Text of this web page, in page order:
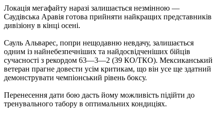
Локація мегафайту наразі залишається незмінною —
Саудівська Аравія готова прийняти найкращих представників
дивізіону в кінці осені.
Сауль Альварес, попри нещодавню невдачу, залишається
одним із найнебезпечніших та найдосвідченіших бійців
сучасності з рекордом 63—3—2 (39 КО/ТКО). Мексиканський
ветеран прагне довести усім критикам, що він усе ще здатний
демонструвати чемпіонський рівень боксу.
Перенесення дати бою дасть йому можливість підійти до
тренувального табору в оптимальних кондиціях.